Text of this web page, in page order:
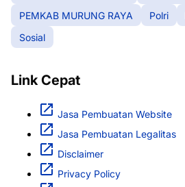
PEMKAB MURUNG RAYA
Polri
Sosial
Link Cepat
Jasa Pembuatan Website
Jasa Pembuatan Legalitas
Disclaimer
Privacy Policy